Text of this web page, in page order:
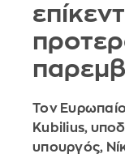
Τον
Kubilius,
υπουργός,